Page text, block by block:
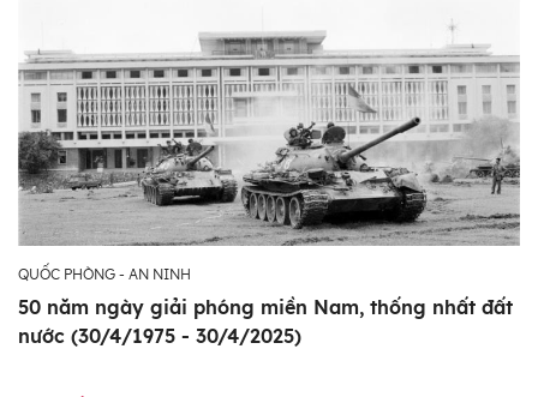
QUỐC PHÒNG - AN NINH
50 năm ngày giải phóng miền Nam, thống nhất đất
nước (30/4/1975 - 30/4/2025)